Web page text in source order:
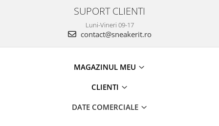
SUPORT CLIENTI
Luni-Vineri 09-17
contact@sneakerit.ro
MAGAZINUL MEU
CLIENTI
DATE COMERCIALE